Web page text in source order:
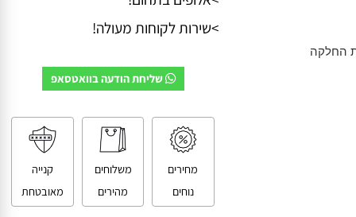
>אלופים בתחום!
מחירים משלוחים קנייה